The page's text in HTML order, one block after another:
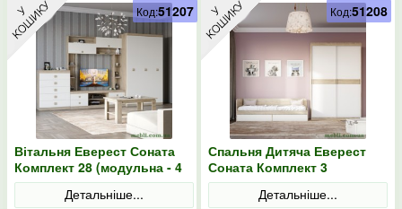
Вітальня Еверест Соната
Комплект 28 (модульна - 4
елементи) дуб сонома/
Детальніше...
Код:51207
Спальня Дитяча Еверест
Соната Комплект 3
(модульна - 2 елементи)
дуб сонома/білий
Детальніше...
Код:51208